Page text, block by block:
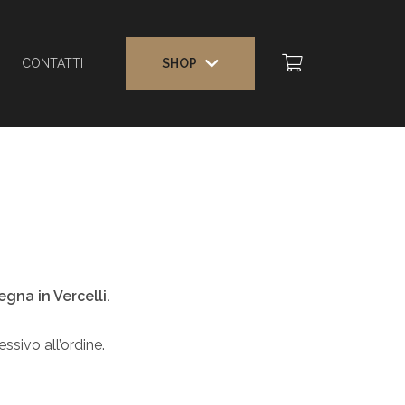
CONTATTI SHOP
in Vercelli.
all’ordine.